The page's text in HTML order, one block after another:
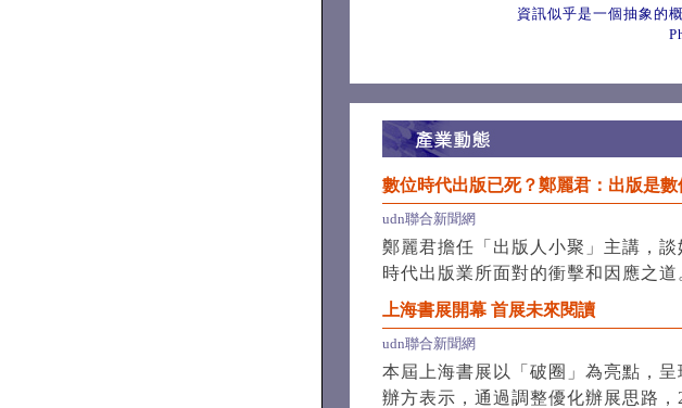
資訊似乎是一個抽象的
數位時代出版已死？鄭麗君：出版是
udn聯合新聞網
鄭麗君擔任「出版人小聚」主講，
時代出版業所面對的衝擊和因應之道
上海書展開幕 首展未來閱讀
udn聯合新聞網
本屆上海書展以「破圈」為亮點，
辦方表示，通過調整優化辦展思路